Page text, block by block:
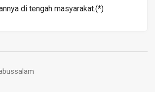
di tengah masyarakat.(*)